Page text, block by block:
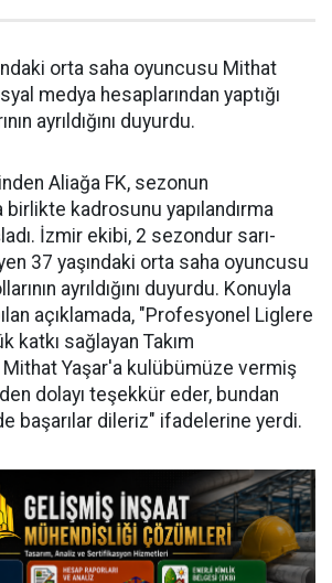
orta saha oyuncusu Mithat
medya hesaplarından yaptığı
ayrıldığını duyurdu.
Aliağa FK, sezonun
birlikte kadrosunu yapılandırma
İzmir ekibi, 2 sezondur sarı-
37 yaşındaki orta saha oyuncusu
ayrıldığını duyurdu. Konuyla
açıklamada, "Profesyonel Liglere
katkı sağlayan Takım
Mithat Yaşar'a kulübümüze vermiş
dolayı teşekkür eder, bundan
başarılar dileriz" ifadelerine yerdi.